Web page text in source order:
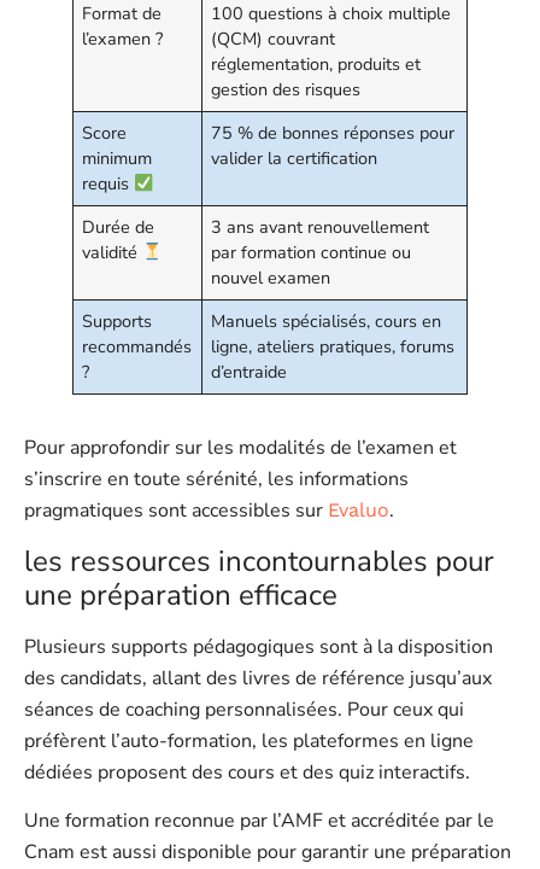
Format de
l’examen ?
100 questions à choix multiple
(QCM) couvrant
réglementation, produits et
gestion des risques
Score
minimum
requis
75 % de bonnes réponses pour
valider la certification
Durée de
validité
3 ans avant renouvellement
par formation continue ou
nouvel examen
Supports
recommandés
?
Manuels spécialisés, cours en
ligne, ateliers pratiques, forums
d’entraide
Pour approfondir sur les modalités de l’examen et
s’inscrire en toute sérénité, les informations
pragmatiques sont accessibles sur Evaluo.
les ressources incontournables pour
une préparation efficace
Plusieurs supports pédagogiques sont à la disposition
des candidats, allant des livres de référence jusqu’aux
séances de coaching personnalisées. Pour ceux qui
préfèrent l’auto-formation, les plateformes en ligne
dédiées proposent des cours et des quiz interactifs.
Une formation reconnue par l’AMF et accréditée par le
Cnam est aussi disponible pour garantir une préparation